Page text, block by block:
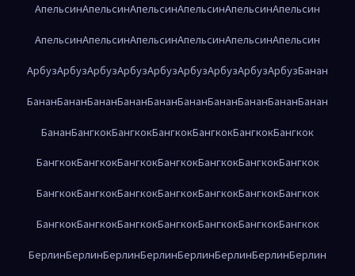
АпельсинАпельсинАпельсинАпельсинАпельсинАпельсин
АпельсинАпельсинАпельсинАпельсинАпельсинАпельсин
АрбузАрбузАрбузАрбузАрбузАрбузАрбузАрбузАрбузБанан
БананБананБананБананБананБананБананБананБананБанан
БананБангкокБангкокБангкокБангкокБангкокБангкок
БангкокБангкокБангкокБангкокБангкокБангкокБангкок
БангкокБангкокБангкокБангкокБангкокБангкокБангкок
БангкокБангкокБангкокБангкокБангкокБангкокБангкок
БерлинБерлинБерлинБерлинБерлинБерлинБерлинБерлин